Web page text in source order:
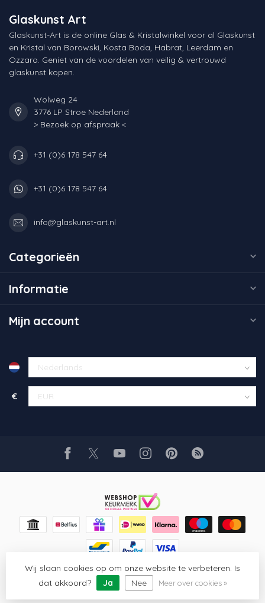
Glaskunst Art
Glaskunst-Art is de online Glas & Kristalwinkel voor al Glaskunst
en Kristal van Borowski, Kosta Boda, Habrat, Leerdam en
Ozzaro. Geniet van de voordelen van veilig & vertrouwd
glaskunst kopen.
Wolweg 24
3776 LP Stroe Nederland
> Bezoek op afspraak <
+31 (0)6 178 547 64
+31 (0)6 178 547 64
info@glaskunst-art.nl
Categorieën
Informatie
Mijn account
€
© Copyright 2026 Glaskunst Art- Powered byLightspeed-
Lightspeed designbyDyvelopment
Wij slaan cookies op om onze website te verbeteren. Is
dat akkoord?
Ja Nee Meer over cookies »